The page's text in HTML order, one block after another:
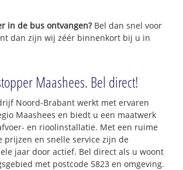
in de bus ontvangen?Bel dan snel voor
dan zijn wij zéér binnenkort bij u in
Maashees. Bel direct!
Noord-Brabant werkt met ervaren
Maashees en biedt u een maatwerk
en rioolinstallatie. Met een ruime
prijzen en snelle service zijn de
jaar door actief. Bel direct als u woont
met postcode 5823 en omgeving.